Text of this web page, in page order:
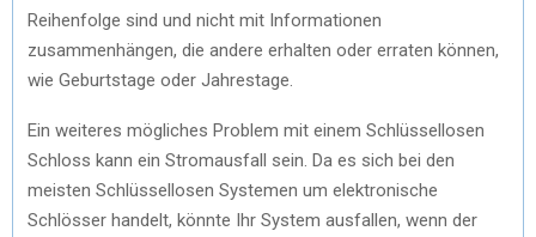
Reihenfolge sind und nicht mit Informationen
zusammenhängen, die andere erhalten oder erraten können,
wie Geburtstage oder Jahrestage.
Ein weiteres mögliches Problem mit einem Schlüssellosen
Schloss kann ein Stromausfall sein. Da es sich bei den
meisten Schlüssellosen Systemen um elektronische
Schlösser handelt, könnte Ihr System ausfallen, wenn der